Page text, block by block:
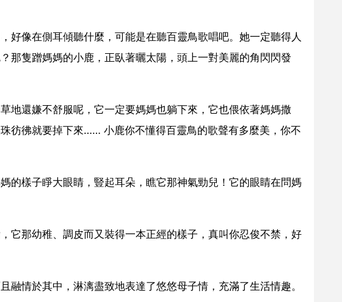
好像在側耳傾聽什麼，可能是在聽百靈鳥歌唱吧。她一定聽得人
那隻蹭媽媽的小鹿，正臥著曬太陽，頭上一對美麗的角閃閃發
地還嫌不舒服呢，它一定要媽媽也躺下來，它也偎依著媽媽撒
彷彿就要掉下來…… 小鹿你不懂得百靈鳥的歌聲有多麼美，你不
的樣子睜大眼睛，豎起耳朵，瞧它那神氣勁兒！它的眼睛在問媽
它那幼稚、調皮而又裝得一本正經的樣子，真叫你忍俊不禁，好
融情於其中，淋漓盡致地表達了悠悠母子情，充滿了生活情趣。